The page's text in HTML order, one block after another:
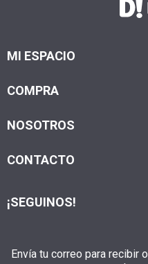
MI ESPACIO
COMPRA
NOSOTROS
CONTACTO
Envía tu correo para recibir
¡SEGUINOS!